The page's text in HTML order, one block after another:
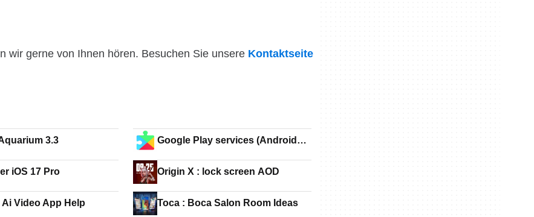
wir gerne von Ihnen hören. Besuchen Sie unsere Kontaktseite
3.3
Google Play services (Android
iOS 17 Pro Origin X : lock screen AOD
Video App Help Toca : Boca Salon Room Ideas